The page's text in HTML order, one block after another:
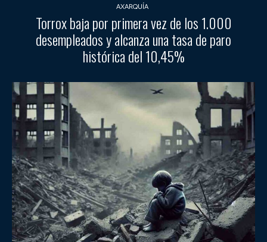
AXARQUÍA
Torrox baja por primera vez de los 1.000
desempleados y alcanza una tasa de paro
histórica del 10,45%